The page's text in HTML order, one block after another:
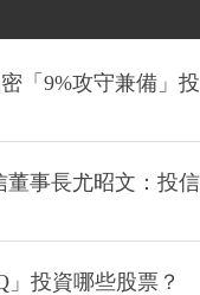
「9%攻守兼備」投
董事長尤昭文：投信
」投資哪些股票？